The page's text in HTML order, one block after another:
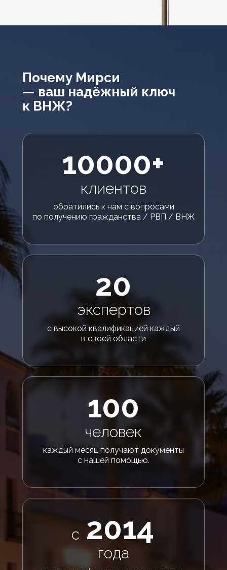
10000+
обратились к нам с вопросами
по получению гражданства / РВП / ВНЖ
клиентов
Почему Мирси
— ваш надёжный ключ
к ВНЖ?
экспертов
с высокой квалификацией каждый
в своей области
20
человек
каждый месяц получают документы
с нашей помощью.
100
года
2014
с